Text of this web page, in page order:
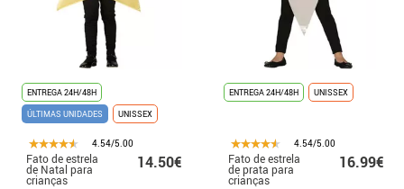
ENTREGA 24H/48H
ÚLTIMAS UNIDADES
UNISSEX
4.54/5.00
Fato de estrela
de Natal para
crianças
14.50€
ENTREGA 24H/48H UNISSEX
4.54/5.00
Fato de estrela
de prata para
crianças
16.99€